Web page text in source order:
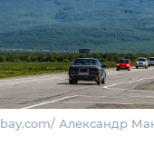
Александр